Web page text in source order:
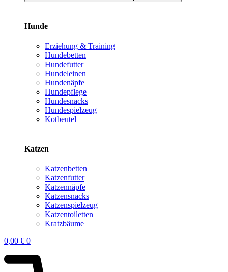
Hunde
Erziehung & Training
Hundebetten
Hundefutter
Hundeleinen
Hundenäpfe
Hundepflege
Hundesnacks
Hundespielzeug
Kotbeutel
Katzen
Katzenbetten
Katzenfutter
Katzennäpfe
Katzensnacks
Katzenspielzeug
Katzentoiletten
Kratzbäume
0,00 € 0